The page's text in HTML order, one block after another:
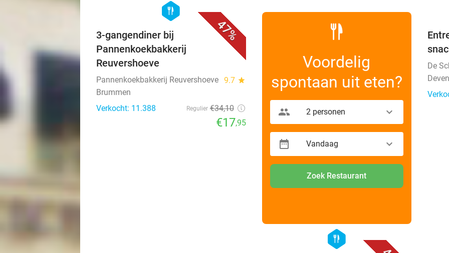
47%
hexagon
food
3-gangendiner bij
Pannenkoekbakkerij
Reuvershoeve
Pannenkoekbakkerij Reuvershoeve 9.7 star
Brummen
Verkocht: 11.388
Regulier €34,10
€17,95
Voordelig
spontaan uit eten?
2 personen
Vandaag
Zoek Restaurant
De
favorite_border
hexagon
food